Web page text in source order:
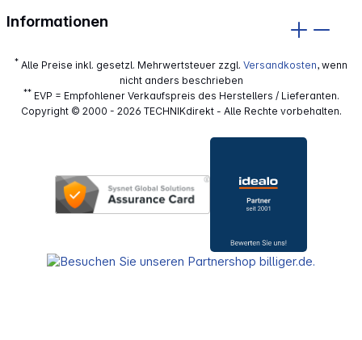
Informationen
* Alle Preise inkl. gesetzl. Mehrwertsteuer zzgl. Versandkosten, wenn
nicht anders beschrieben
**EVP = Empfohlener Verkaufspreis des Herstellers / Lieferanten.
Copyright © 2000 - 2026 TECHNIKdirekt - Alle Rechte vorbehalten.